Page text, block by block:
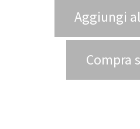
Aggiungi
Compra